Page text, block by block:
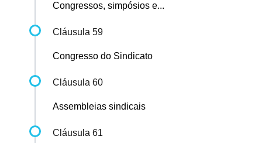
Congressos, simpósios e...
Cláusula 59
Congresso do Sindicato
Cláusula 60
Assembleias sindicais
Cláusula 61